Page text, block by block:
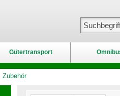
Gütertransport
Zubehör